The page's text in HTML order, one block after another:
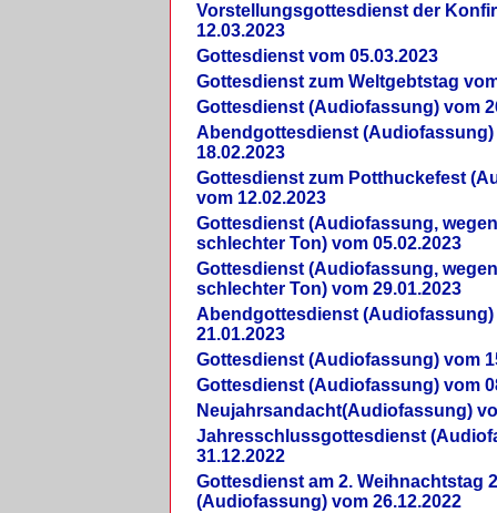
Vorstellungsgottesdienst der
12.03.2023
Gottesdienst vom 05.03.2023
Gottesdienst zum Weltgebtstag
Gottesdienst (Audiofassung) vom
Abendgottesdienst (Audiofassung)
18.02.2023
Gottesdienst zum Potthuckefest
vom 12.02.2023
Gottesdienst (Audiofassung,
schlechter Ton) vom 05.02.2023
Gottesdienst (Audiofassung,
schlechter Ton) vom 29.01.2023
Abendgottesdienst (Audiofassung)
21.01.2023
Gottesdienst (Audiofassung) vom
Gottesdienst (Audiofassung) vom
Neujahrsandacht(Audiofassung)
Jahresschlussgottesdienst
31.12.2022
Gottesdienst am 2. Weihnachtstag
(Audiofassung) vom 26.12.2022